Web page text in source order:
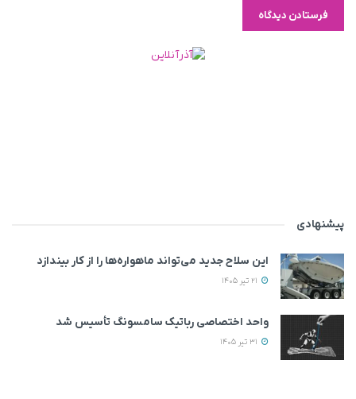
پیشنهادی
این سلاح جدید می‌تواند ماهواره‌ها را از کار بیندازد
واحد اختصاصی رباتیک سامسونگ تأسیس شد